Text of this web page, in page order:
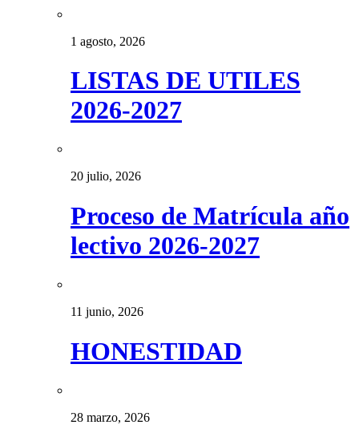
1 agosto, 2026
LISTAS DE UTILES
2026-2027
20 julio, 2026
Proceso de Matrícula año
lectivo 2026-2027
11 junio, 2026
HONESTIDAD
28 marzo, 2026